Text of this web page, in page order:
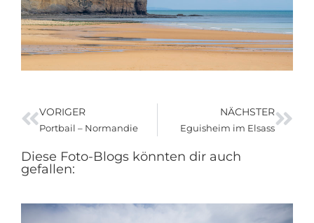
VORIGER
Portbail – Normandie
NÄCHSTER
Eguisheim im Elsass
Diese Foto-Blogs könnten dir auch
gefallen: